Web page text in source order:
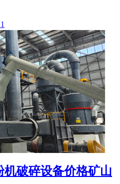
机破碎设备价格矿山